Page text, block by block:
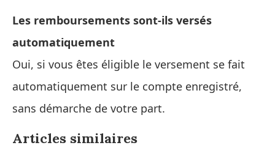
Les remboursements sont-ils versés
automatiquement
Oui, si vous êtes éligible le versement se fait
automatiquement sur le compte enregistré,
sans démarche de votre part.
Articles similaires